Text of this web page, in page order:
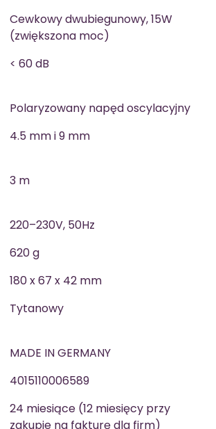
Cewkowy dwubiegunowy, 15W
(zwiększona moc)
< 60 dB
Polaryzowany napęd oscylacyjny
4.5 mm i 9 mm
3 m
220–230V, 50Hz
620 g
180 x 67 x 42 mm
Tytanowy
MADE IN GERMANY
4015110006589
24 miesiące (12 miesięcy przy
zakupie na fakturę dla firm)